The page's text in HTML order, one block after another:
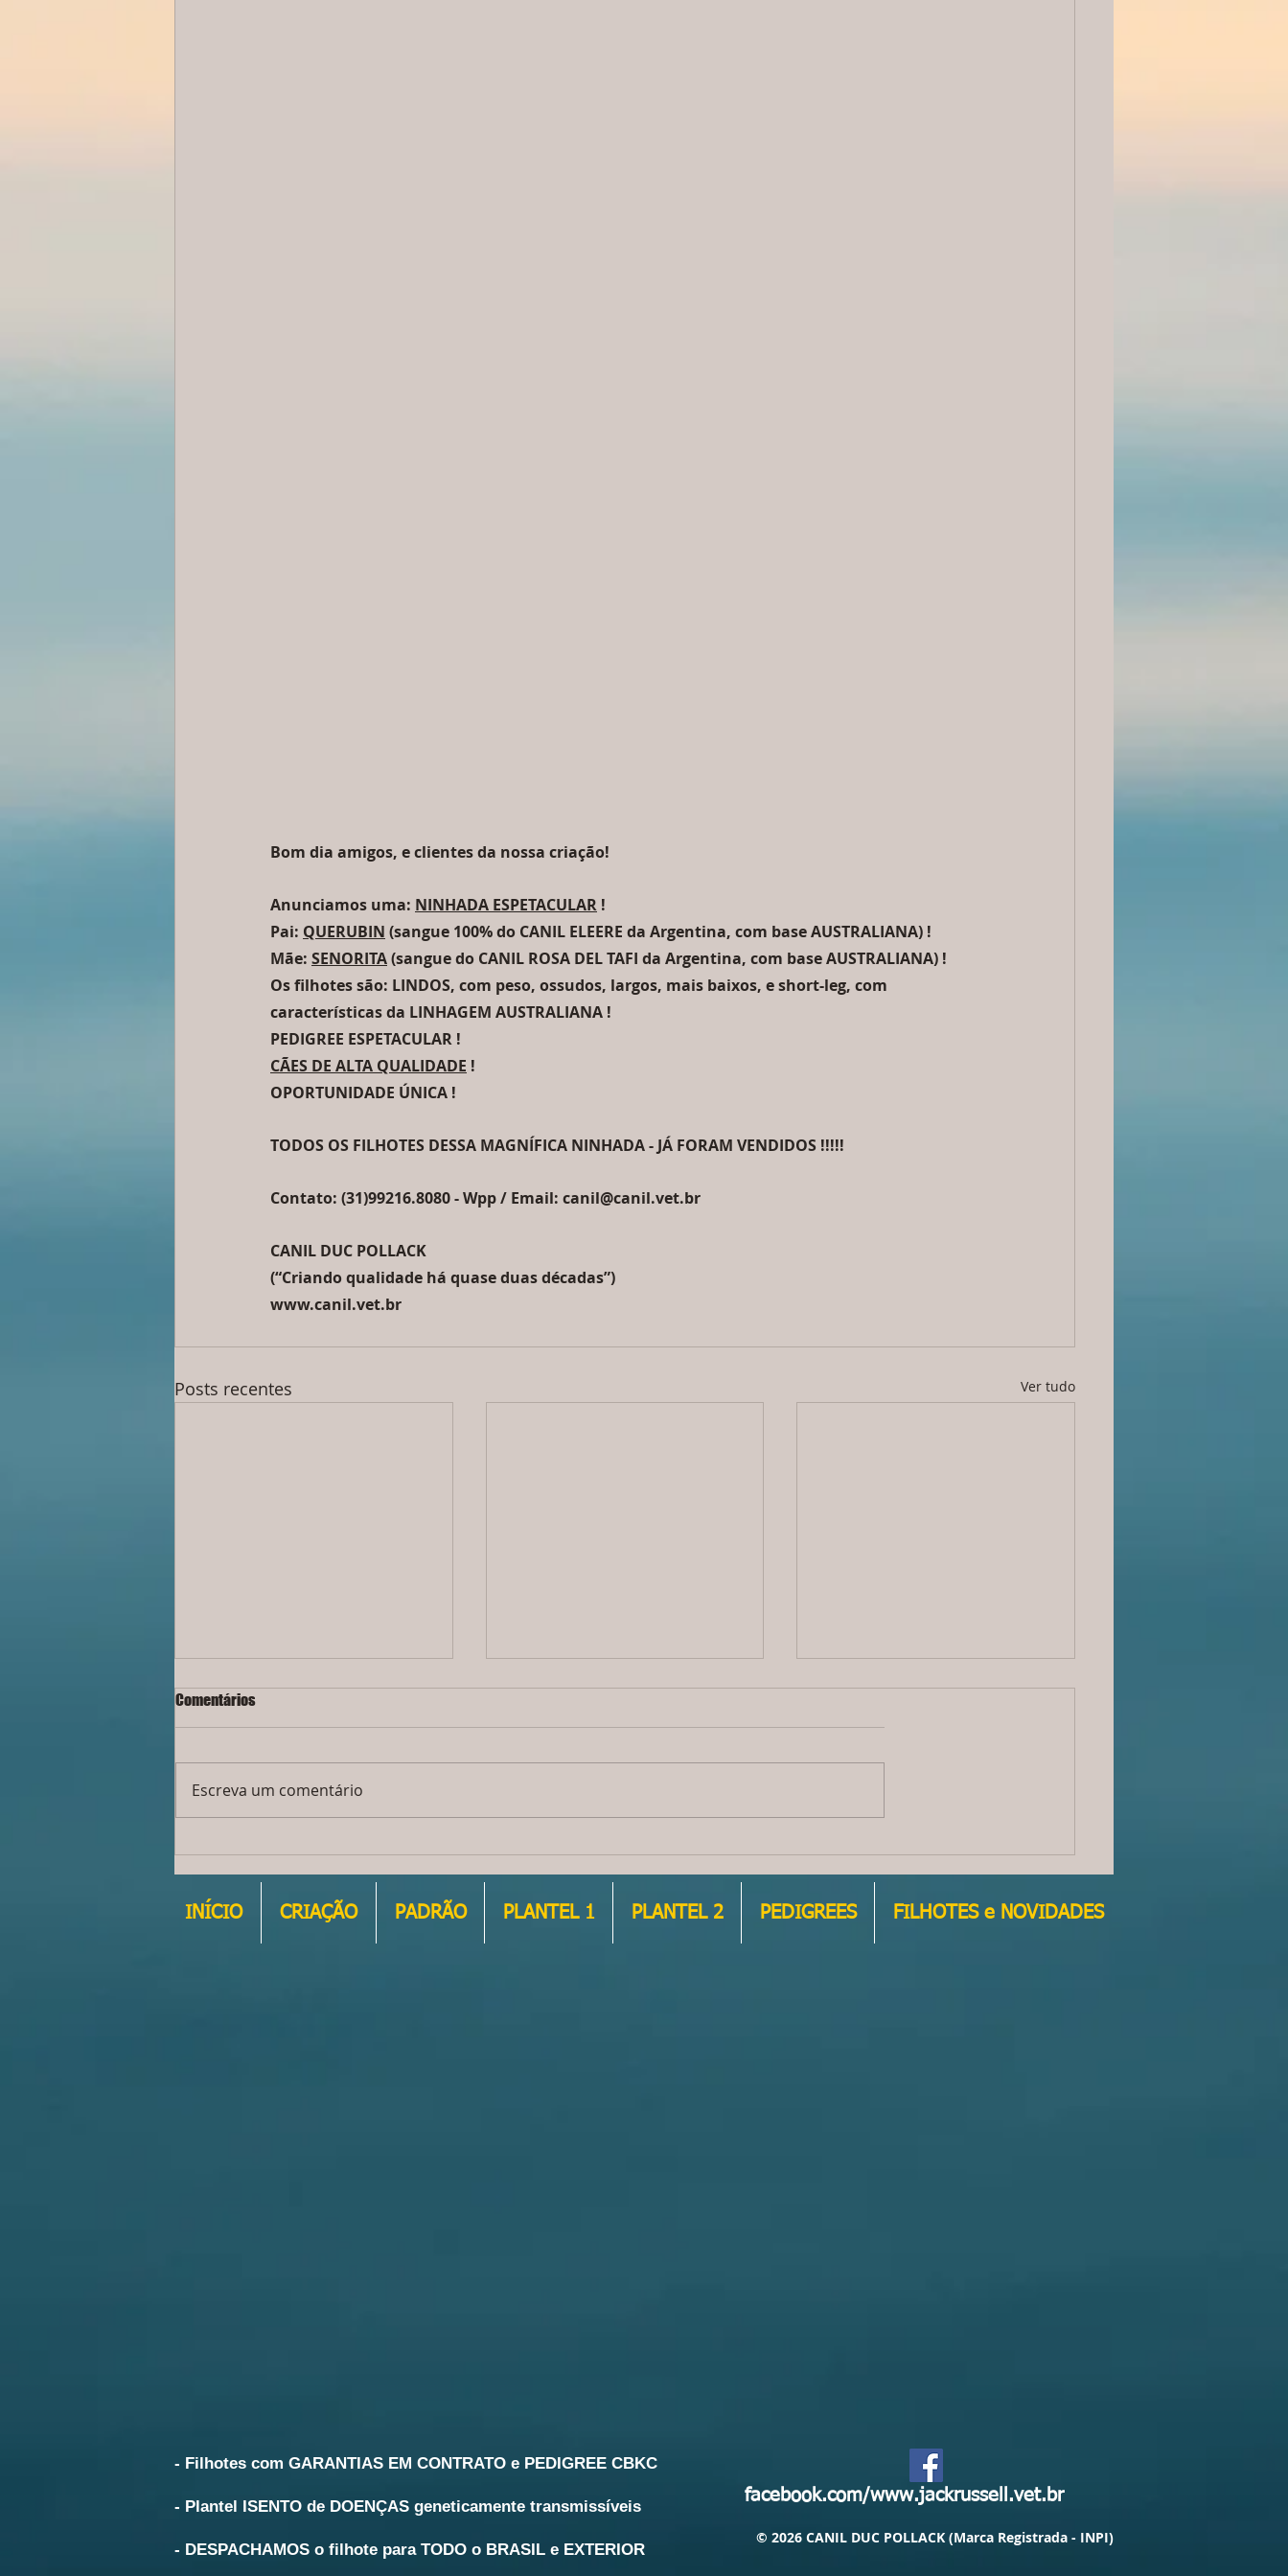
Bom dia amigos, e clientes da nossa criação!
Anunciamos uma: NINHADA ESPETACULAR !
Pai: QUERUBIN (sangue 100% do CANIL ELEERE da Argentina, com base AUSTRALIANA) !
Mãe: SENORITA (sangue do CANIL ROSA DEL TAFI da Argentina, com base AUSTRALIANA) !
Os filhotes são: LINDOS, com peso, ossudos, largos, mais baixos, e short-leg, com
características da LINHAGEM AUSTRALIANA !
PEDIGREE ESPETACULAR !
CÃES DE ALTA QUALIDADE !
OPORTUNIDADE ÚNICA !
TODOS OS FILHOTES DESSA MAGNÍFICA NINHADA - JÁ FORAM VENDIDOS !!!!!
Contato: (31)99216.8080 - Wpp / Email: canil@canil.vet.br
CANIL DUC POLLACK
(“Criando qualidade há quase duas décadas”)
www.canil.vet.br
Posts recentes Ver tudo
Comentários
Escreva um comentário
INÍCIO CRIAÇÃO PADRÃO PLANTEL 1 PLANTEL 2 PEDIGREES FILHOTES e NOVIDADES
- Filhotes com GARANTIAS EM CONTRATO e PEDIGREE CBKC
- Plantel ISENTO de DOENÇAS geneticamente transmissíveis
- DESPACHAMOS o filhote para TODO o BRASIL e EXTERIOR
facebook.com/www.jackrussell.vet.br
© 2026 CANIL DUC POLLACK (Marca Registrada - INPI)